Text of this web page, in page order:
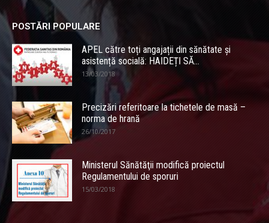
POSTĂRI POPULARE
APEL către toți angajații din sănătate și
asistență socială: HAIDEȚI SĂ...
13/03/2018
Precizări referitoare la tichetele de masă –
norma de hrană
26/10/2017
Ministerul Sănătăţii modifică proiectul
Regulamentului de sporuri
15/03/2018